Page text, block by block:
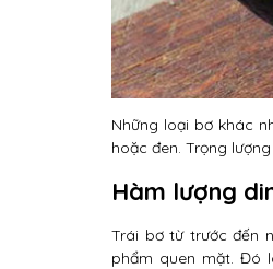
Những loại bơ khác
hoặc đen. Trọng
Hàm lượng
Trái bơ từ trước đến
phẩm quen mặt. Đó